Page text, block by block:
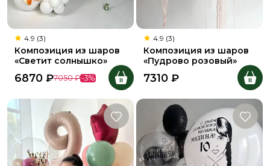
4.9 (3)
Композиция из шаров
«Светит солнышко»
6870 ₽7050 ₽-3%
4.9 (3)
Композиция из шаров
«Пудрово розовый»
7310 ₽